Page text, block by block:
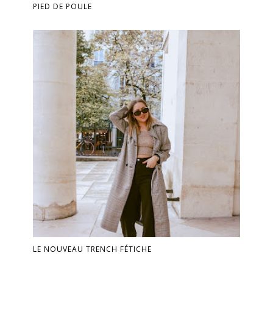
PIED DE POULE
LE NOUVEAU TRENCH FÉTICHE